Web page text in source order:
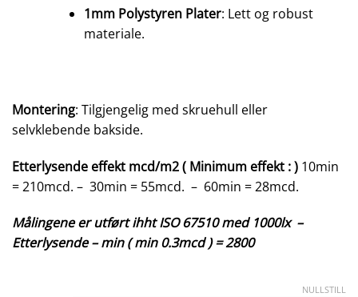
1mm Polystyren Plater: Lett og robust
materiale.
Montering: Tilgjengelig med skruehull eller
selvklebende bakside.
Etterlysende effekt mcd/m2 ( Minimum effekt : ) 10min
= 210mcd. – 30min = 55mcd. – 60min = 28mcd.
Målingene er utført ihht ISO 67510 med 1000lx –
Etterlysende – min ( min 0.3mcd ) = 2800
NULLSTILL